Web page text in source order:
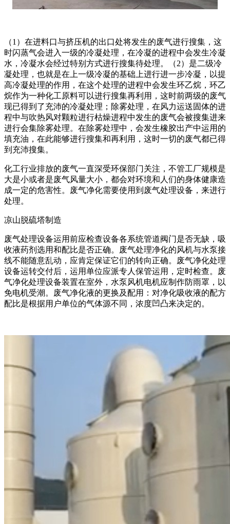
（1）在进料口与挤压机的出口处将发生的废气进行搜集，这
时闪蒸气会进入一级的冷凝处理，在冷凝的进程中会发生冷凝
水，冷凝水会经过特别方式进行搜集待处理。（2）是二级冷
凝处理，也就是在上一级冷凝的基础上进行进一步冷凝，以提
高冷凝处理的作用，在这个处理的进程中会发生环乙烷，环乙
烷作为一种化工原料可以进行搜集再利用，这时前两级的废气
现已得到了充沛的冷凝处理；除雾处理，在风力运送固体的进
程中与吹热风对颗粒进行枯燥进程中发生的废气会被搜集进来
进行会集除雾处理。在除雾处理中，会发生橡胶出产中运用的
填充油，在此能够进行搜集和再利用，这时一切的废气都已得
到充沛搜集。
化工行业排放的废气一直深受环保部门关注，不管工厂规模是
大是小或者是废气风量大小，都会对环境和人们的身体健康造
成一定的危害性。废气净化需要使用到废气处理设备，来进行
处理。
凉山脱硫塔制造
废气处理设备运用前应检查设备各系统管道阀门是否无缺，吸
收液药剂选用和配比是否正确。废气处理净化的风机与水泵接
线不能随意乱动，应肯定保证它们的转向正确。废气净化处理
设备运转交付后，运用单位应派专人保管运用，定时检查。废
气净化处理设备装置在室外，水泵风机电机应制作防雨罩，以
免电机受潮。废气净化液的更换及配用：对净化吸收液的配方
配比是根据用户单位的气体源不同，浓度凹凸来决定的。